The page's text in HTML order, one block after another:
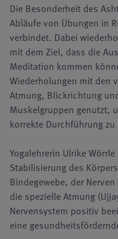
Die Besonderheit des
Abläufe von Übungen in
verbindet. Dabei
mit dem Ziel, dass die
Meditation kommen
Wiederholungen mit den
Atmung, Blickrichtung
Muskelgruppen genutzt,
korrekte Durchführung
Yogalehrerin Ulrike
Stabilisierung des
Bindegewebe, der
die spezielle Atmung
Nervensystem positiv
eine